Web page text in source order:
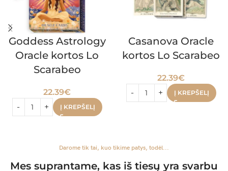
Goddess Astrology
Oracle kortos Lo
Scarabeo
22.39€
Į KREPŠELĮ
Casanova Oracle
kortos Lo Scarabeo
22.39€
Į KREPŠELĮ
Darome tik tai, kuo tikime patys, todėl...
Mes suprantame, kas iš tiesų yra svarbu